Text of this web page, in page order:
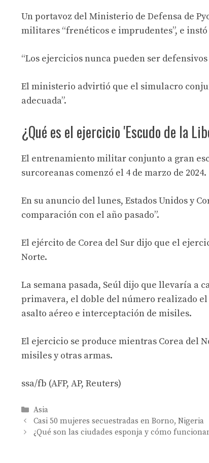
Un portavoz del Ministerio de Defensa de
militares “frenéticos e imprudentes”, e
“Los ejercicios nunca pueden ser
El ministerio advirtió que el simulacro
adecuada”.
¿Qué es el ejercicio 'Escudo de la
El entrenamiento militar conjunto a gran
surcoreanas comenzó el 4 de marzo de 2024.
En su anuncio del lunes, Estados Unidos y
comparación con el año pasado”.
El ejército de Corea del Sur dijo que el
Norte.
La semana pasada, Seúl dijo que llevaría a
primavera, el doble del número realizado
asalto aéreo e interceptación de misiles.
El ejercicio se produce mientras Corea del
misiles y otras armas.
ssa/fb (AFP, AP, Reuters)
Categories
Asia
Casi 50 mujeres secuestradas en Borno, Nigeria
¿Qué son las ciudades esponja y cómo